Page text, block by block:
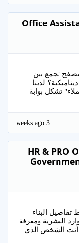
Office
تجمع بين
لدينا
تشكل بوابة
3 weeks ago
HR & PRO
البناء
البشرية ومعرفة
أنت الشخص الذي